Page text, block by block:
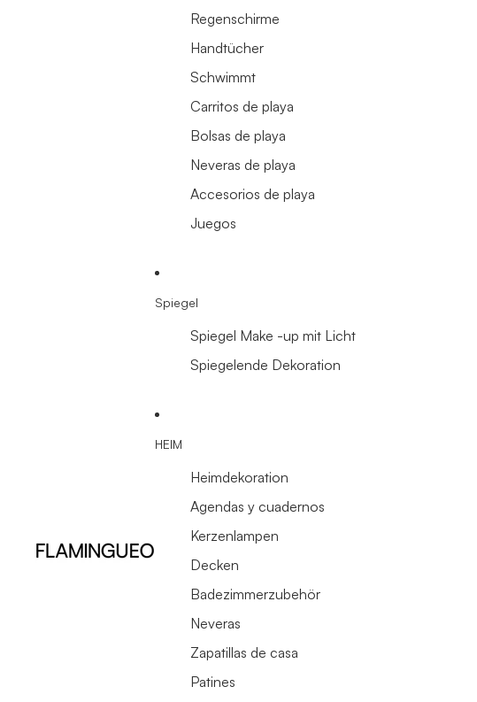
Regenschirme
Handtücher
Schwimmt
Carritos de playa
Bolsas de playa
Neveras de playa
Accesorios de playa
Juegos
Spiegel
Spiegel Make -up mit Licht
Spiegelende Dekoration
HEIM
Heimdekoration
Agendas y cuadernos
Kerzenlampen
Decken
Badezimmerzubehör
Neveras
Zapatillas de casa
Patines